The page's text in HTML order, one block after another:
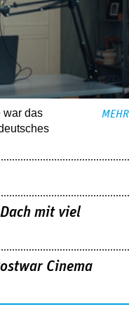
war das
MEHR
mit viel
Cinema